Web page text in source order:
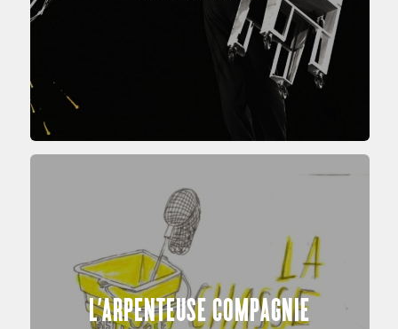
L’ARPENTEUSE COMPAGNIE